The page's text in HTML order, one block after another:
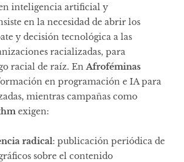
inteligencia artificial y
en la necesidad de abrir los
y decisión tecnológica a las
racializadas, para
racial de raíz. En Afroféminas
en programación e IA para
mientras campañas como
exigen:
radical: publicación periódica de
sobre el contenido